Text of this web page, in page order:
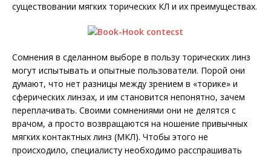
существовании мягких торических КЛ и их преимуществах.
Сомнения в сделанном выборе в пользу торических линз
могут испытывать и опытные пользователи. Порой они
думают, что нет разницы между зрением в «торике» и
сферических линзах, и им становится непонятно, зачем
переплачивать. Своими сомнениями они не делятся с
врачом, а просто возвращаются на ношение привычных
мягких контактных линз (МКЛ). Чтобы этого не
происходило, специалисту необходимо расспрашивать